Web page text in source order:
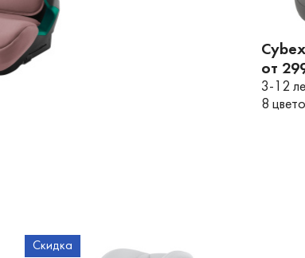
от
3-12
8
Скидка